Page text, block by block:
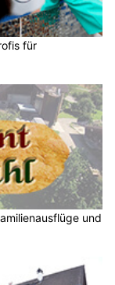
für
und